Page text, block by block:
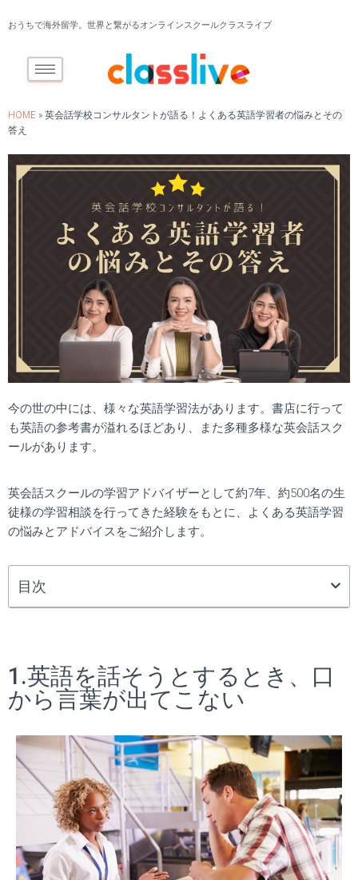
おうちで海外留学。世界と繋がるオンラインスクールクラスライブ
HOME » 英会話学校コンサルタントが語る！よくある英語学習者の悩みとその
答え
今の世の中には、様々な英語学習法があります。書店に行って
も英語の参考書が溢れるほどあり、また多種多様な英会話スク
ールがあります。
英会話スクールの学習アドバイザーとして約7年、約500名の生
徒様の学習相談を行ってきた経験をもとに、よくある英語学習
の悩みとアドバイスをご紹介します。
目次
1.英語を話そうとするとき、口
から言葉が出てこない